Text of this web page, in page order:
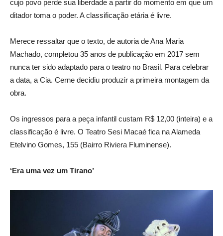
cujo povo perde sua liberdade a partir do momento em que um
ditador toma o poder. A classificação etária é livre.
Merece ressaltar que o texto, de autoria de Ana Maria
Machado, completou 35 anos de publicação em 2017 sem
nunca ter sido adaptado para o teatro no Brasil. Para celebrar
a data, a Cia. Cerne decidiu produzir a primeira montagem da
obra.
Os ingressos para a peça infantil custam R$ 12,00 (inteira) e a
classificação é livre. O Teatro Sesi Macaé fica na Alameda
Etelvino Gomes, 155 (Bairro Riviera Fluminense).
‘Era uma vez um Tirano’